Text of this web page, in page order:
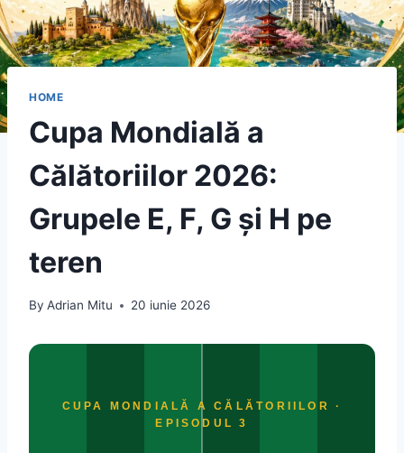
HOME
Cupa Mondială a
Călătoriilor 2026:
Grupele E, F, G și H pe
teren
By Adrian Mitu 20 iunie 2026
CUPA MONDIALĂ A CĂLĂTORIILOR ·
EPISODUL 3